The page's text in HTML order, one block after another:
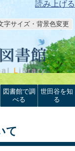
読み上げる
字サイズ・背景色変更
図書館で調
べる
世田谷を知
る
て